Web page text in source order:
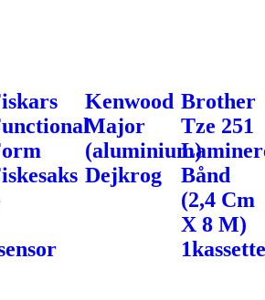
Kenwood
Major
(aluminium)
Dejkrog
Brother
Tze 251
Bånd
(2,4 Cm
X 8 M)